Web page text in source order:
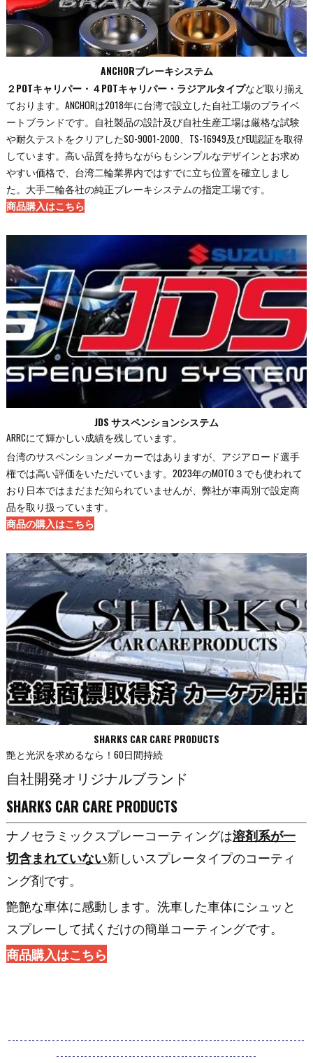
ANCHORブレーキシステム
２POTキャリパー・４POTキャリパー・ラジアルタイプなど取り揃え
ております。ANCHORは2018年に台湾で設立した自社工場のプライベ
ートブランドです。自社製品の設計及び自社生産工場は厳格な試験
や耐久テストをクリアしたSO-9001-2000、TS-16949及びEU認証を取得
しています。高い品質を持ちながらもシンプルなデザインとお求め
やすい価格で、台湾二輪業界内ではすでに立ち位置を確立しまし
た。大手二輪各社の純正ブレーキシステムの指定工場です。
商品購入はこちら
JDS サスペンションシステム
ARRCにて輝かしい成績を残しています。
台湾のサスペンションメーカーではありますが、アジアロード選手
権では高い評価をいただいています。2023年のMOTO３でも使われて
おり日本ではまだまだ知られていませんが、弊社が車両別で設定商
品を取り扱っています。
商品の購入はこちら
SHARKS CAR CARE PRODUCTS
艶と光沢を求めるなら！60日間持続
自社開発オリジナルブランド
SHARKS CAR CARE PRODUCTS
ナノセラミックスプレーコーティングは溶剤系が一
切含まれていない新しいスプレータイプのコーティ
ング剤です。
艶艶な車体に感動します。洗車した車体にシュッと
スプレーして拭くだけの簡単コーティングです。
商品購入はこちら
--------------------------------------------------------------------------
--------------------------------------------------